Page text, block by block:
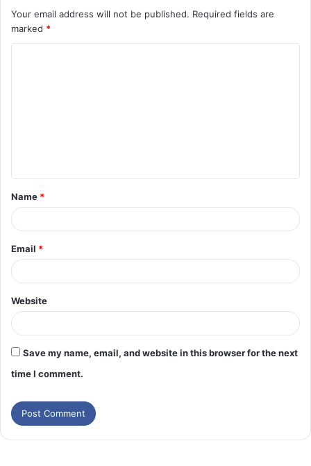
Your email address will not be published. Required fields are
marked *
Name *
Email *
Website
Save my name, email, and website in this browser for the next
time I comment.